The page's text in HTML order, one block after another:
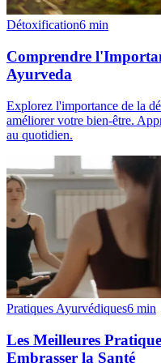
Détoxification6 min
Comprendre
Ayurveda
Explorez l'importance de la
améliorer votre bien-être.
au quotidien.
Pratiques Ayurvédiques6 min
Les Meilleures
Embrasser la Santé